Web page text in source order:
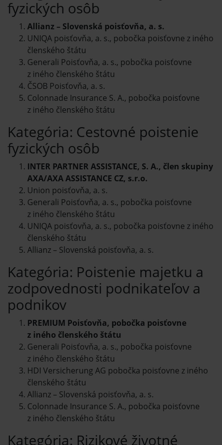
fyzických osôb
Allianz – Slovenská poisťovňa, a. s.
UNIQA poisťovňa, a. s., pobočka poisťovne z iného
členského štátu
Generali Poisťovňa, a. s., pobočka poisťovne
z iného členského štátu
ČSOB Poisťovňa, a. s.
Colonnade Insurance S. A., pobočka poisťovne
z iného členského štátu
Kategória: Cestovné poistenie
fyzických osôb
INTER PARTNER ASSISTANCE, S. A., člen skupiny
AXA/AXA ASSISTANCE CZ, s.r.o.
Union poisťovňa, a. s.
Generali Poisťovňa, a. s., pobočka poisťovne
z iného členského štátu
UNIQA poisťovňa, a. s., pobočka poisťovne z iného
členského štátu
Allianz – Slovenská poisťovňa, a. s.
Kategória: Poistenie majetku a
zodpovednosti podnikateľov a
podnikov
PREMIUM Poisťovňa, pobočka poisťovne
z iného členského štátu
Generali Poisťovňa, a. s., pobočka poisťovne
z iného členského štátu
HDI Versicherung AG pobočka poisťovne z iného
členského štátu
Allianz – Slovenská poisťovňa, a. s.
Colonnade Insurance S. A., pobočka poisťovne
z iného členského štátu
Kategória: Rizikové životné